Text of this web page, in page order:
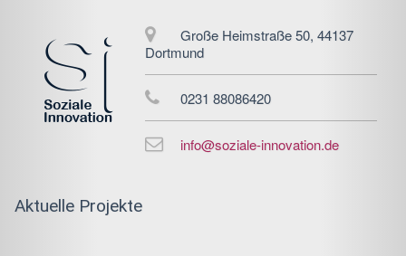
Große Heimstraße 50, 44137
Dortmund
0231 88086420
info@soziale-innovation.de
Aktuelle Projekte